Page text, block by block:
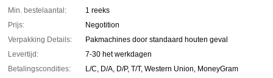
Min. bestelaantal:
1 reeks
Prijs:
Negotition
Verpakking Details:
Pakmachines door standaard houten geval
Levertijd:
7-30 het werkdagen
Betalingscondities:
L/C, D/A, D/P, T/T, Western Union, MoneyGram